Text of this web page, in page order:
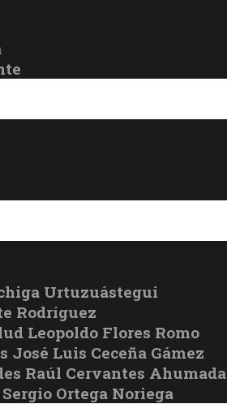
Urtuzuástegui
Rodríguez
Leopoldo Flores Romo
José Luis Ceceña Gámez
Raúl Cervantes Ahumada
Ortega Noriega